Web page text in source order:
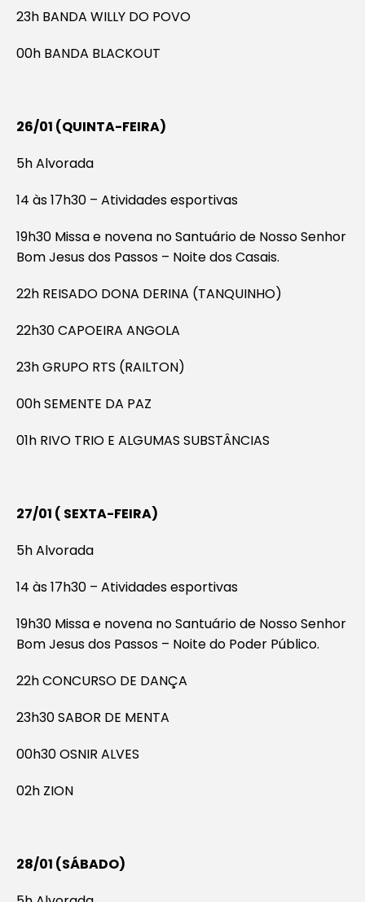
23h BANDA WILLY DO POVO
00h BANDA BLACKOUT
26/01 (QUINTA-FEIRA)
5h Alvorada
14 às 17h30 – Atividades esportivas
19h30 Missa e novena no Santuário de Nosso Senhor
Bom Jesus dos Passos – Noite dos Casais.
22h REISADO DONA DERINA (TANQUINHO)
22h30 CAPOEIRA ANGOLA
23h GRUPO RTS (RAILTON)
00h SEMENTE DA PAZ
01h RIVO TRIO E ALGUMAS SUBSTÂNCIAS
27/01 ( SEXTA-FEIRA)
5h Alvorada
14 às 17h30 – Atividades esportivas
19h30 Missa e novena no Santuário de Nosso Senhor
Bom Jesus dos Passos – Noite do Poder Público.
22h CONCURSO DE DANÇA
23h30 SABOR DE MENTA
00h30 OSNIR ALVES
02h ZION
28/01 (SÁBADO)